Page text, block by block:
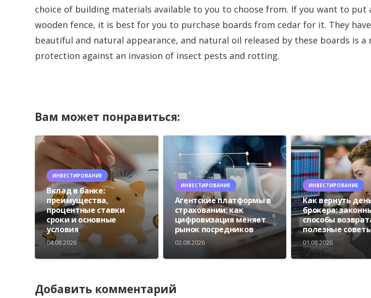
choice of building materials available to you to choose from. If you want to put
wooden fence, it is best for you to purchase boards from cedar for it. They
beautiful and natural appearance, and natural oil released by these boards is a
protection against an invasion of insect pests and rotting.
Вам может понравиться:
ИНВЕСТИРОВАНИЕ
Вклад в банке:
преимущества,
процентные ставки
сроки и основные
условия
04.08.2026
ИНВЕСТИРОВАНИЕ
Агентские платформы в
страховании: как
цифровизация меняет
рынок посредников
02.08.2026
ИНВЕСТИРОВАНИЕ
Как вернуть
брокера:
способы
полезные
01.08.2026
Добавить комментарий